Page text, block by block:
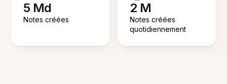
5 Md
Notes créées
2 M
Notes créées
quotidiennement